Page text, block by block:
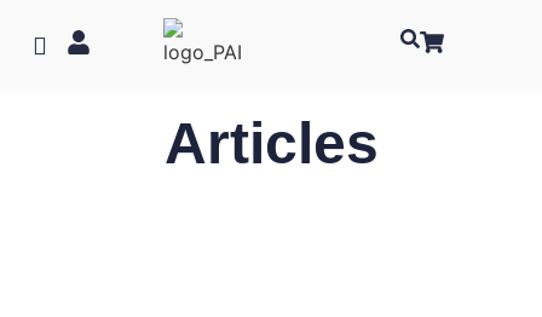
Articles